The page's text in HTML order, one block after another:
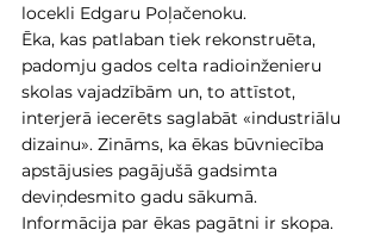
locekli Edgaru Poļačenoku.
Ēka, kas patlaban tiek rekonstruēta,
padomju gados celta radioinženieru
skolas vajadzībām un, to attīstot,
interjerā iecerēts saglabāt «industriālu
dizainu». Zināms, ka ēkas būvniecība
apstājusies pagājušā gadsimta
deviņdesmito gadu sākumā.
Informācija par ēkas pagātni ir skopa.